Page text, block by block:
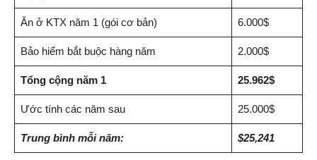
Ăn ở KTX năm 1 (gói cơ bản) 6.000$
Bảo hiểm bắt buộc hàng năm 2.000$
Tổng cộng năm 1 25.962$
Ước tính các năm sau 25.000$
Trung bình mỗi năm: $25,241